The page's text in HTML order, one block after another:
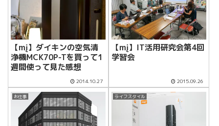
【mį】ダイキンの空気清
浄機MCK70P-Tを買って1
週間使って見た感想
2014.10.27
【mį】IT活用研究会第4回
学習会
2015.09.26
お仕事 ライフスタイル